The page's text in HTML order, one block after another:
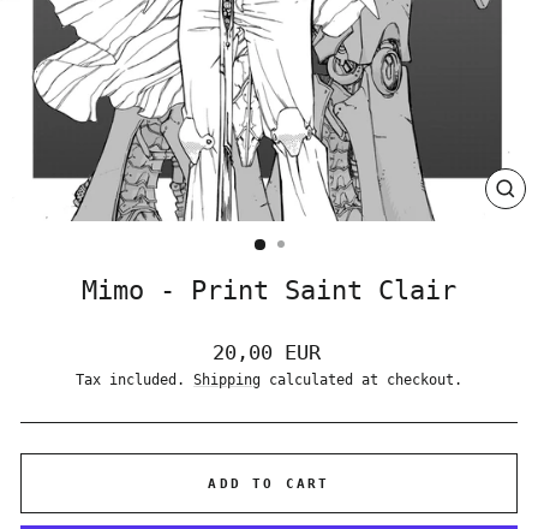
Mimo - Print Saint Clair
Regular
price
20,00 EUR
Tax included. Shipping calculated at checkout.
ADD TO CART